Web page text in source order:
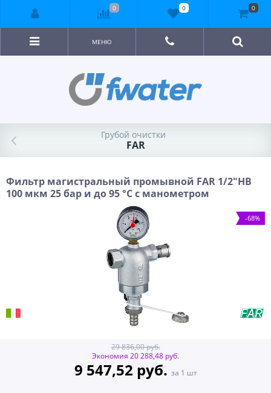
МЕНЮ
Грубой очистки
FAR
Фильтр магистральный промывной FAR 1/2"HВ
100 мкм 25 бар и до 95 °С с манометром
-68%
29 836,00 руб.
Экономия 20 288,48 руб.
9 547,52 руб. за 1 шт
0 0 0